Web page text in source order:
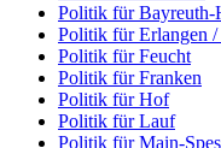
Politik für Bayreuth-
Politik für Erlangen /
Politik für Feucht
Politik für Franken
Politik für Hof
Politik für Lauf
Politik für Main-